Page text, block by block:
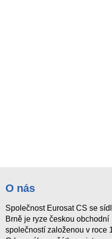
O nás
Společnost Eurosat CS se
Brně je ryze českou obchodní
společností založenou v roce